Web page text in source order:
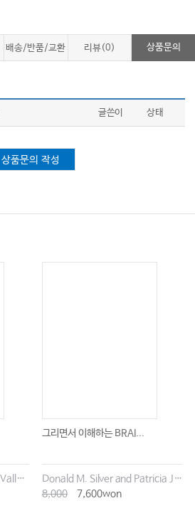
배송/반품/교환 리뷰(0) 상품문의
글쓴이 상태
상품문의 작성
글- 줄리엣 발레리 (Juliette Vallery) 그림- 클로에 말라르 (Chloé Malard)
그리면서 이해하는 BRAI...
Donald M. Silver and Patricia J. Wynne
8,000
7,600won